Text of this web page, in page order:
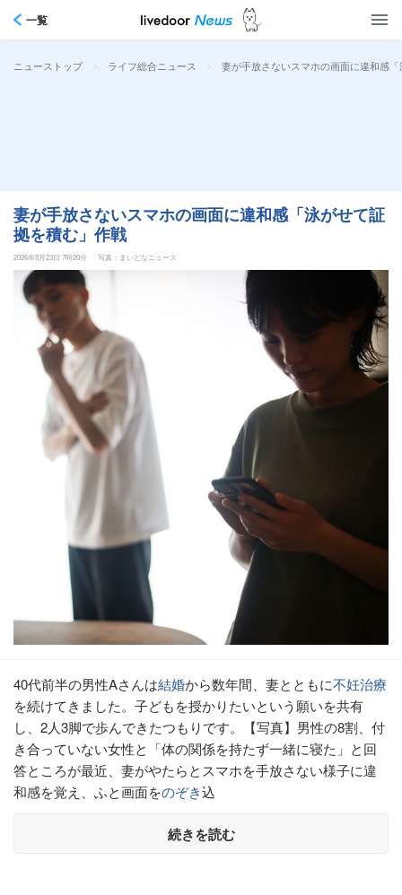
一覧
ニューストップ > ライフ総合ニュース > 妻が手放さないスマホの画面に違和感
妻が手放さないスマホの画面に違和感「泳がせて証
拠を積む」作戦
2026年5月23日 7時20分 写真：まいどなニュース
40代前半の男性Aさんは結婚から数年間、妻とともに不妊治療
を続けてきました。子どもを授かりたいという願いを共有
し、2人3脚で歩んできたつもりです。【写真】男性の8割、付
き合っていない女性と「体の関係を持たず一緒に寝た」と回
答ところが最近、妻がやたらとスマホを手放さない様子に違
和感を覚え、ふと画面をのぞき込
続きを読む